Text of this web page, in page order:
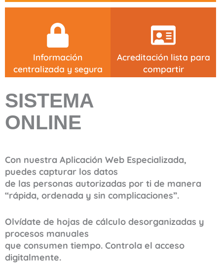
Información
centralizada y segura
Acreditación lista para
compartir
SISTEMA
ONLINE
Con nuestra Aplicación Web Especializada,
puedes capturar los datos
de las personas autorizadas por ti de manera
“rápida, ordenada y sin complicaciones”.
Olvídate de hojas de cálculo desorganizadas y
procesos manuales
que consumen tiempo. Controla el acceso
digitalmente.